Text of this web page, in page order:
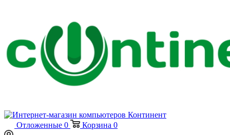
Отложенные 0 Корзина 0